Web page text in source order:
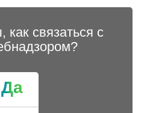
как связаться с
Да